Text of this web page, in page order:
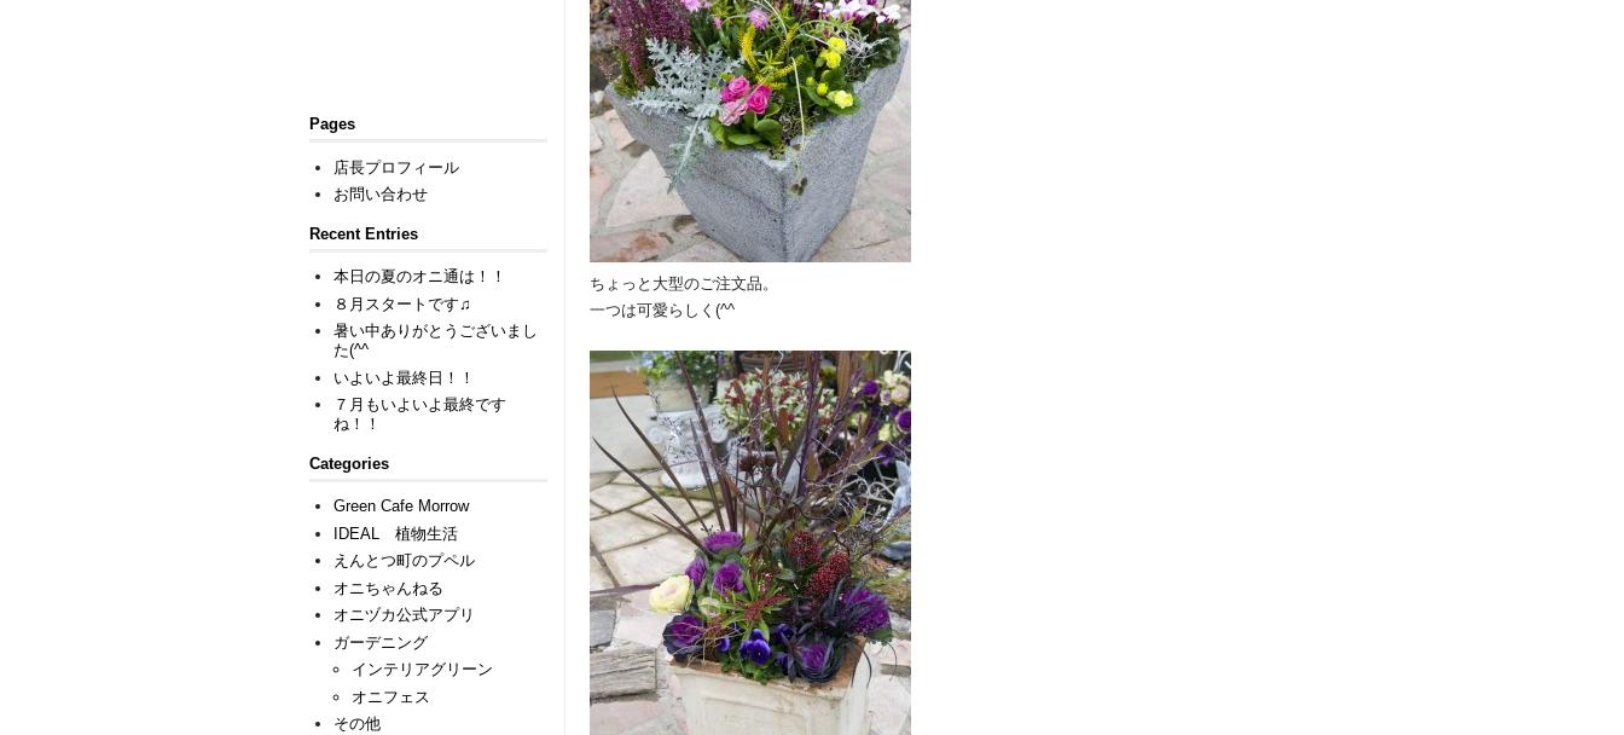
ちょっと大型のご注文品。
一つは可愛らしく(^^ゞ
Pages
店長プロフィール
お問い合わせ
Recent Entries
本日の夏のオニ通は！！
８月スタートです♫
暑い中ありがとうございまし
た(^^ゞ
いよいよ最終日！！
７月もいよいよ最終です
ね！！
Categories
Green Cafe Morrow
IDEAL 植物生活
えんとつ町のプペル
オニちゃんねる
オニヅカ公式アプリ
ガーデニング
インテリアグリーン
オニフェス
その他